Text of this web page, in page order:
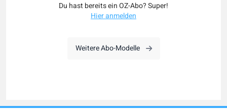
Du hast bereits ein OZ-Abo? Super!
Hier anmelden
Weitere Abo-Modelle